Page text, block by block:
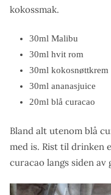
kokossmak.
30ml Malibu
30ml hvit rom
30ml kokosnøttkrem
30ml ananasjuice
20ml blå curacao
Bland alt utenom blå
med is. Rist til drinken
curacao langs siden av